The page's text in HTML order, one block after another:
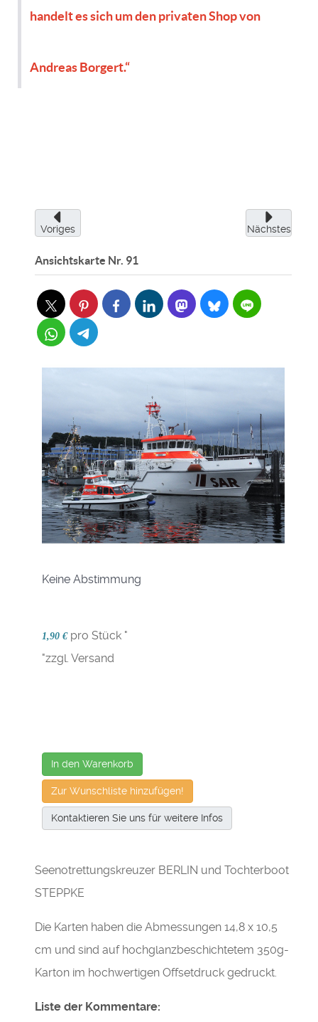
handelt es sich um den privaten Shop von
Andreas Borgert.“
Voriges Nächstes
Ansichtskarte Nr. 91
Keine Abstimmung
1,90 € pro Stück "
"zzgl. Versand
In den Warenkorb
Zur Wunschliste hinzufügen!
Kontaktieren Sie uns für weitere Infos
Seenotrettungskreuzer BERLIN und Tochterboot
STEPPKE
Die Karten haben die Abmessungen 14,8 x 10,5
cm und sind auf hochglanzbeschichtetem 350g-
Karton im hochwertigen Offsetdruck gedruckt.
Liste der Kommentare: